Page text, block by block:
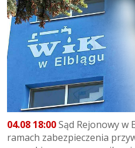
04.08 18:00Sąd Rejonowy w
ramach zabezpieczenia